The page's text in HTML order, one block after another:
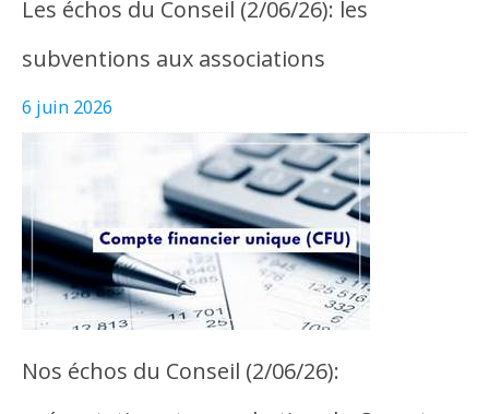
Les échos du Conseil (2/06/26): les
subventions aux associations
6 juin 2026
Nos échos du Conseil (2/06/26):